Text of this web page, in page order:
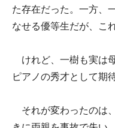
た存在だった。一方、
なせる優等生だが、こ
けれど、一樹も実は
ピアノの秀才として期
それが変わったのは